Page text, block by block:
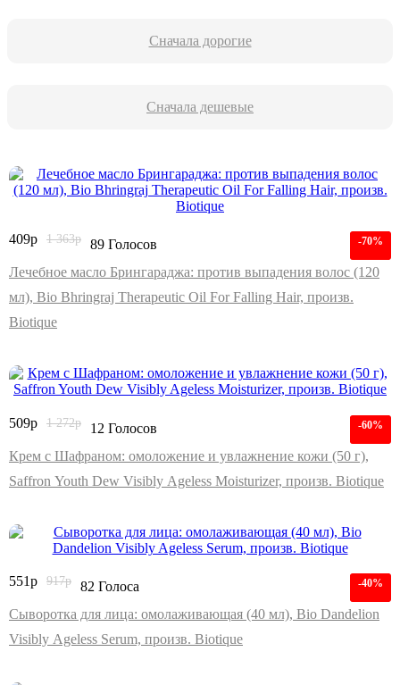
Сначала дорогие
Сначала дешевые
-70%
409р 1 363р
89 Голосов
Лечебное масло Брингараджа: против выпадения волос (120
мл), Bio Bhringraj Therapeutic Oil For Falling Hair, произв.
Biotique
-60%
509р 1 272р
12 Голосов
Крем с Шафраном: омоложение и увлажнение кожи (50 г),
Saffron Youth Dew Visibly Ageless Moisturizer, произв. Biotique
-40%
551р 917р
82 Голоса
Сыворотка для лица: омолаживающая (40 мл), Bio Dandelion
Visibly Ageless Serum, произв. Biotique